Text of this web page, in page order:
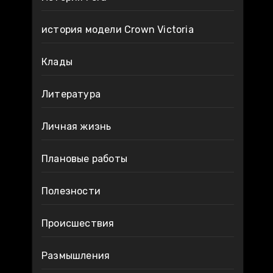
история модели Crown Victoria
Клады
Литература
Личная жизнь
Плановые работы
Полезности
Происшествия
Размышления